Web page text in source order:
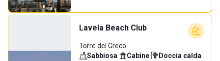
Lavela Beach Club
Torre del Greco
Sabbiosa· Cabine· Doccia calda·